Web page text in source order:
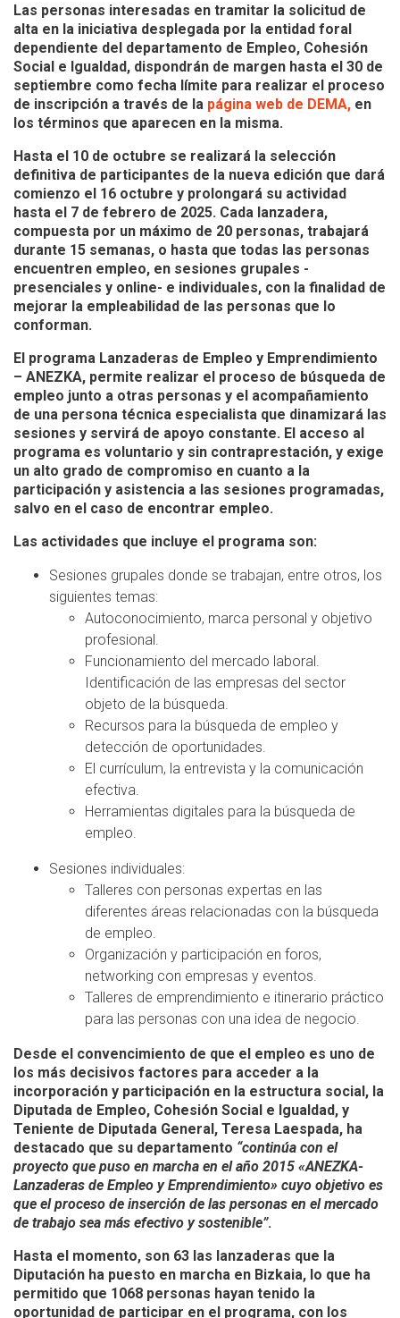
Las personas interesadas en tramitar la solicitud de
alta en la iniciativa desplegada por la entidad foral
dependiente del departamento de Empleo, Cohesión
Social e Igualdad, dispondrán de margen hasta el 30 de
septiembre como fecha límite para realizar el proceso
de inscripción a través de la página web de DEMA, en
los términos que aparecen en la misma.
Hasta el 10 de octubre se realizará la selección
definitiva de participantes de la nueva edición que dará
comienzo el 16 octubre y prolongará su actividad
hasta el 7 de febrero de 2025. Cada lanzadera,
compuesta por un máximo de 20 personas, trabajará
durante 15 semanas, o hasta que todas las personas
encuentren empleo, en sesiones grupales -
presenciales y online- e individuales, con la finalidad de
mejorar la empleabilidad de las personas que lo
conforman.
El programa Lanzaderas de Empleo y Emprendimiento
– ANEZKA, permite realizar el proceso de búsqueda de
empleo junto a otras personas y el acompañamiento
de una persona técnica especialista que dinamizará las
sesiones y servirá de apoyo constante. El acceso al
programa es voluntario y sin contraprestación, y exige
un alto grado de compromiso en cuanto a la
participación y asistencia a las sesiones programadas,
salvo en el caso de encontrar empleo.
Las actividades que incluye el programa son:
Sesiones grupales donde se trabajan, entre otros, los
siguientes temas:
Autoconocimiento, marca personal y objetivo
profesional.
Funcionamiento del mercado laboral.
Identificación de las empresas del sector
objeto de la búsqueda.
Recursos para la búsqueda de empleo y
detección de oportunidades.
El currículum, la entrevista y la comunicación
efectiva.
Herramientas digitales para la búsqueda de
empleo.
Sesiones individuales:
Talleres con personas expertas en las
diferentes áreas relacionadas con la búsqueda
de empleo.
Organización y participación en foros,
networking con empresas y eventos.
Talleres de emprendimiento e itinerario práctico
para las personas con una idea de negocio.
Desde el convencimiento de que el empleo es uno de
los más decisivos factores para acceder a la
incorporación y participación en la estructura social, la
Diputada de Empleo, Cohesión Social e Igualdad, y
Teniente de Diputada General, Teresa Laespada, ha
destacado que su departamento “continúa con el
proyecto que puso en marcha en el año 2015 «ANEZKA-
Lanzaderas de Empleo y Emprendimiento» cuyo objetivo es
que el proceso de inserción de las personas en el mercado
de trabajo sea más efectivo y sostenible”.
Hasta el momento, son 63 las lanzaderas que la
Diputación ha puesto en marcha en Bizkaia, lo que ha
permitido que 1068 personas hayan tenido la
oportunidad de participar en el programa, con los